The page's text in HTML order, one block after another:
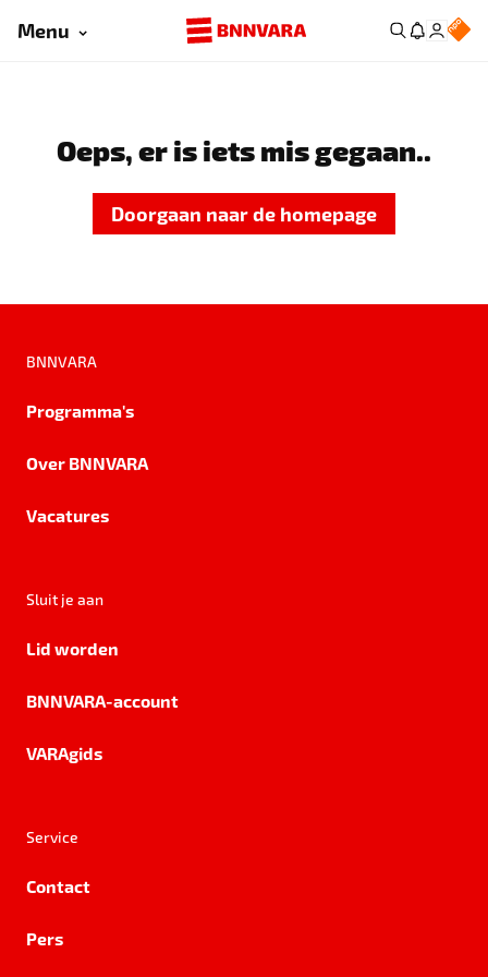
Menu
Oeps, er is iets mis gegaan..
Doorgaan naar de homepage
BNNVARA
Programma's
Over BNNVARA
Vacatures
Sluit je aan
Lid worden
BNNVARA-account
VARAgids
Service
Contact
Pers